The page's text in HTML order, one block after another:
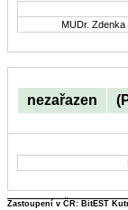
MUDr. Zdenka
nezařazen
Zastoupení v ČR: BitEST